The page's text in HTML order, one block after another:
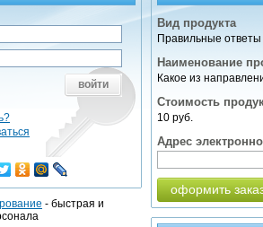
Вид продукта
Правильные ответы
Наименование
Какое из
Стоимость
10 руб.
Адрес
оформить
войти
- быстрая и